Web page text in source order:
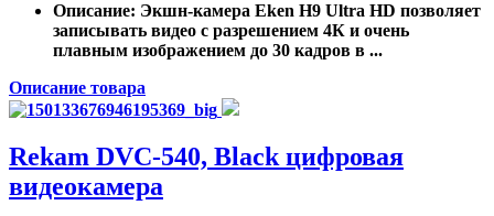
Описание: Экшн-камера Eken H9 Ultra HD позволяет
записывать видео с разрешением 4К и очень
плавным изображением до 30 кадров в ...
Описание товара
Rekam DVC-540, Black цифровая
видеокамера